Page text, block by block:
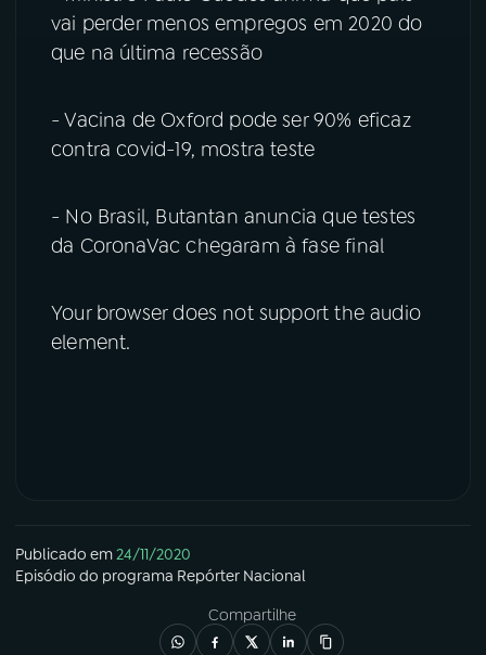
vai perder menos empregos em 2020 do
que na última recessão
- Vacina de Oxford pode ser 90% eficaz
contra covid-19, mostra teste
- No Brasil, Butantan anuncia que testes
da CoronaVac chegaram à fase final
Your browser does not support the audio
element.
Publicado em24/11/2020
Episódio do programa Repórter Nacional
Compartilhe